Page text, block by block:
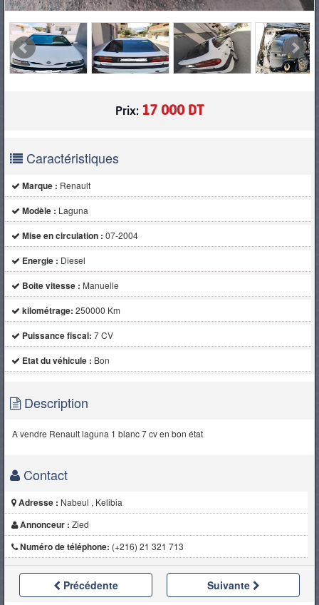
Prix: 17 000 DT
Caractéristiques
Marque : Renault
Modèle : Laguna
Mise en circulation : 07-2004
Energie : Diesel
Boite vitesse : Manuelle
kilométrage: 250000 Km
Puissance fiscal: 7 CV
Etat du véhicule : Bon
Description
A vendre Renault laguna 1 blanc 7 cv en bon état
Contact
Adresse : Nabeul , Kelibia
Annonceur : Zied
Numéro de téléphone: (+216) 21 321 713
Précédente Suivante